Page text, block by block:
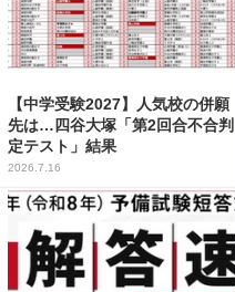
【中学受験2027】人気校の併願
先は…四谷大塚「第2回合不合判
定テスト」結果
2026.7.16